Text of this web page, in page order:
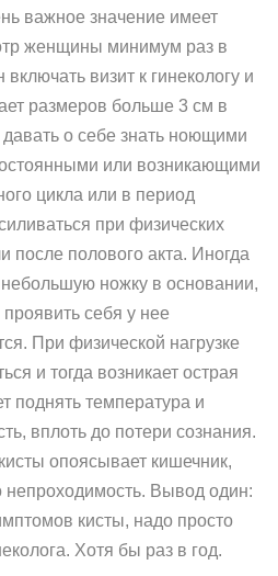
важное значение имеет
женщины минимум раз в
визит к гинекологу и
размеров больше 3 см в
о себе знать ноющими
или возникающими
цикла или в период
при физических
после полового акта. Иногда
небольшую ножку в основании,
себя у нее
При физической нагрузке
и тогда возникает острая
поднять температура и
вплоть до потери сознания.
опоясывает кишечник,
Вывод один:
кисты, надо просто
Хотя бы раз в год.